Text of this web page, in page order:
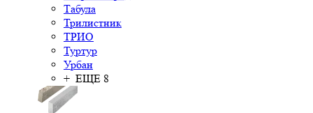
Табула
Трилистник
ТРИО
Туртур
Урбан
+ ЕЩЕ 8